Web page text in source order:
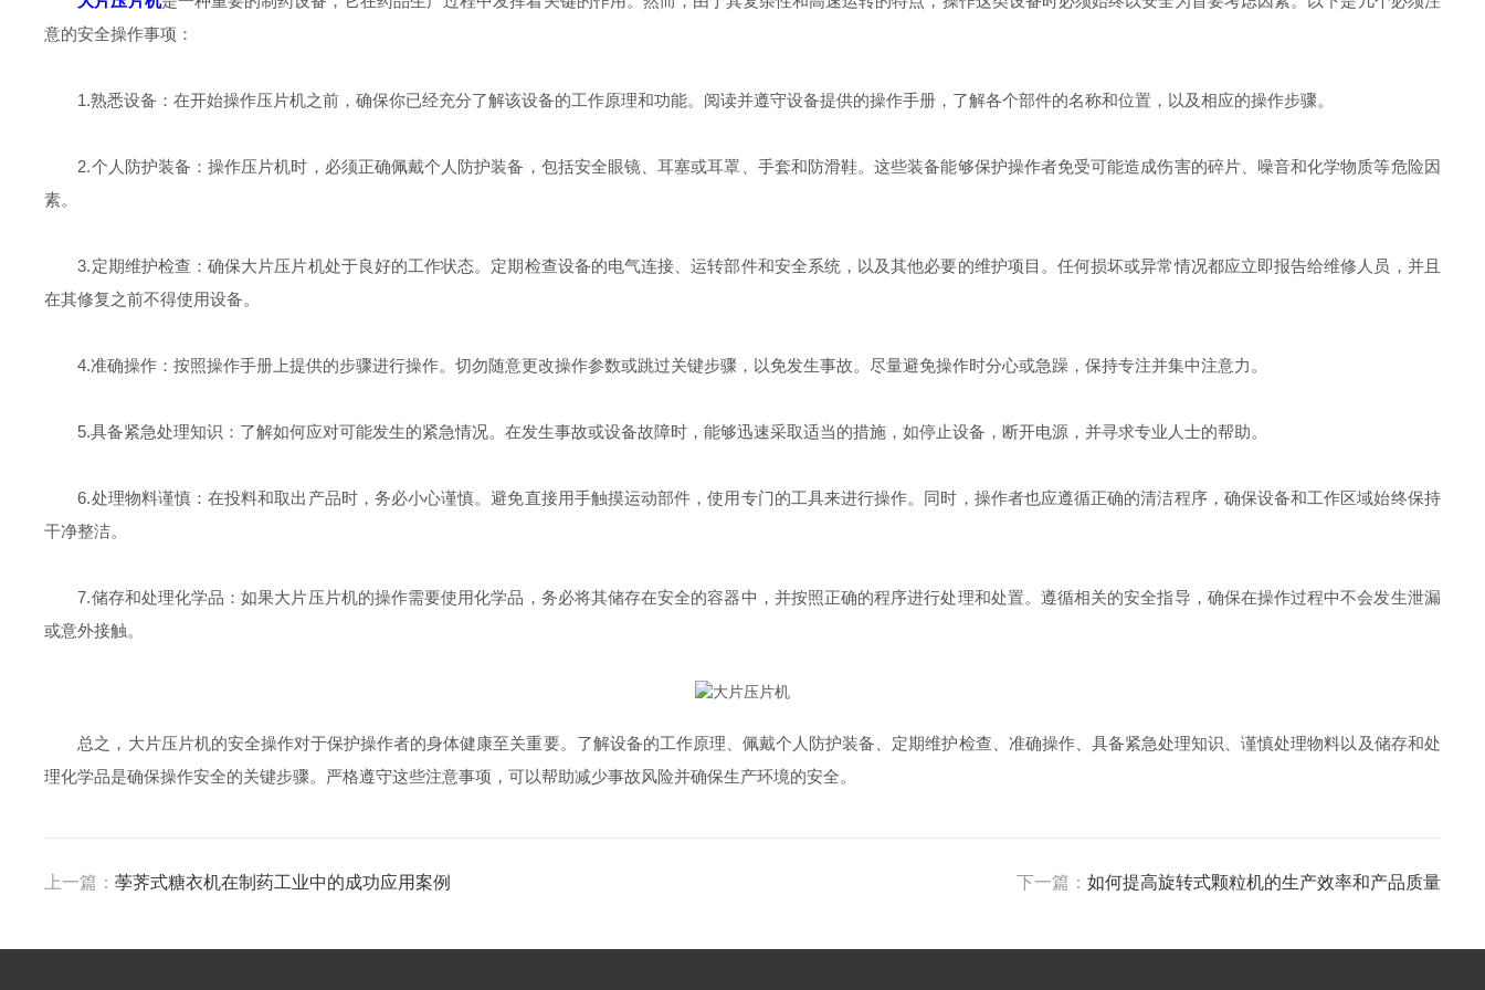
意的安全操作事项：
1.熟悉设备：在开始操作压片机之前，确保你已经充分了解该设备的工作原理和功能。阅读并遵守设备提供的操作手册，了解各个部件的名称和位置，以及相应的操作步骤。
2.个人防护装备：操作压片机时，必须正确佩戴个人防护装备，包括安全眼镜、耳塞或耳罩、手套和防滑鞋。这些装备能够保护操作者免受可能造成伤害的碎片、噪音和化学物质等危险因
素。
3.定期维护检查：确保大片压片机处于良好的工作状态。定期检查设备的电气连接、运转部件和安全系统，以及其他必要的维护项目。任何损坏或异常情况都应立即报告给维修人员，并且
在其修复之前不得使用设备。
4.准确操作：按照操作手册上提供的步骤进行操作。切勿随意更改操作参数或跳过关键步骤，以免发生事故。尽量避免操作时分心或急躁，保持专注并集中注意力。
5.具备紧急处理知识：了解如何应对可能发生的紧急情况。在发生事故或设备故障时，能够迅速采取适当的措施，如停止设备，断开电源，并寻求专业人士的帮助。
6.处理物料谨慎：在投料和取出产品时，务必小心谨慎。避免直接用手触摸运动部件，使用专门的工具来进行操作。同时，操作者也应遵循正确的清洁程序，确保设备和工作区域始终保持
干净整洁。
7.储存和处理化学品：如果大片压片机的操作需要使用化学品，务必将其储存在安全的容器中，并按照正确的程序进行处理和处置。遵循相关的安全指导，确保在操作过程中不会发生泄漏
或意外接触。
总之，大片压片机的安全操作对于保护操作者的身体健康至关重要。了解设备的工作原理、佩戴个人防护装备、定期维护检查、准确操作、具备紧急处理知识、谨慎处理物料以及储存和处
理化学品是确保操作安全的关键步骤。严格遵守这些注意事项，可以帮助减少事故风险并确保生产环境的安全。
上一篇：荸荠式糖衣机在制药工业中的成功应用案例 下一篇： 如何提高旋转式颗粒机的生产效率和产品质量